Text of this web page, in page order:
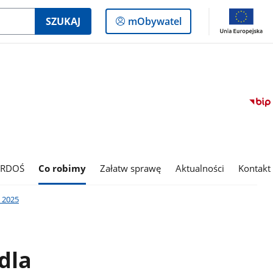
SZUKAJ
Logowanie
do
mObywatel
Co robimy Załatw sprawę Aktualności Kontakt
2025